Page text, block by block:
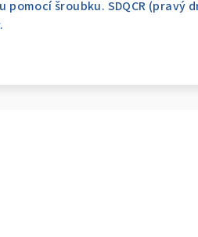
šroubku. SDQCR (pravý